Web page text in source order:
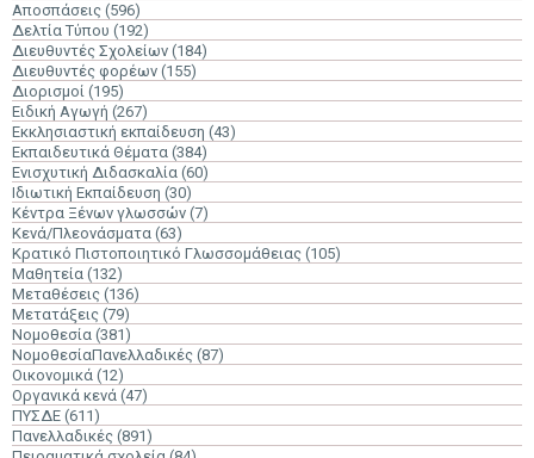
Αποσπάσεις (596)
Δελτία Τύπου (192)
Διευθυντές Σχολείων (184)
Διευθυντές φορέων (155)
Διορισμοί (195)
Ειδική Αγωγή (267)
Εκκλησιαστική εκπαίδευση (43)
Εκπαιδευτικά Θέματα (384)
Ενισχυτική Διδασκαλία (60)
Ιδιωτική Εκπαίδευση (30)
Κέντρα Ξένων γλωσσών (7)
Κενά/Πλεονάσματα (63)
Κρατικό Πιστοποιητικό Γλωσσομάθειας (105)
Μαθητεία (132)
Μεταθέσεις (136)
Μετατάξεις (79)
Νομοθεσία (381)
ΝομοθεσίαΠανελλαδικές (87)
Οικονομικά (12)
Οργανικά κενά (47)
ΠΥΣΔΕ (611)
Πανελλαδικές (891)